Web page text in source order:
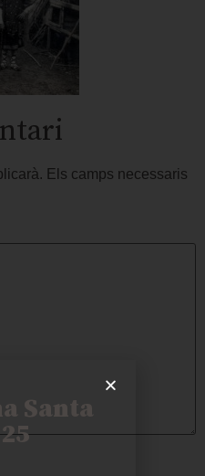
Els camps necessaris
Santa